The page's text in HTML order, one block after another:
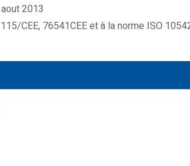
2013
CEE, 76541CEE et à la norme ISO